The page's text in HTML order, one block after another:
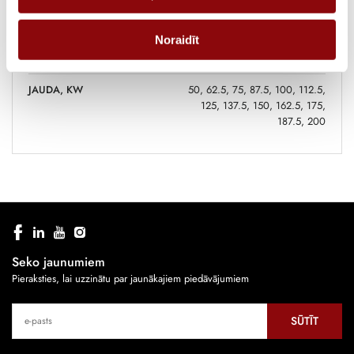
Noraidīt
IZMĒRI 99.8x85.2x207.9 cm
RAŽOTĀJS Delta Electronics
JAUDA, KW
50, 62.5, 75, 87.5, 100, 112.5,
125, 137.5, 150, 162.5, 175,
187.5, 200
Seko jaunumiem
Pieraksties, lai uzzinātu par jaunākajiem piedāvājumiem
SŪTĪT